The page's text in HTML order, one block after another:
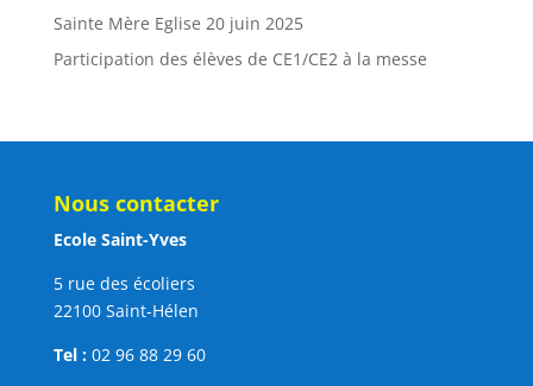
Sainte Mère Eglise 20 juin 2025
Participation des élèves de CE1/CE2 à la messe
Nous contacter
Ecole Saint-Yves
5 rue des écoliers
22100 Saint-Hélen
Tel :02 96 88 29 60